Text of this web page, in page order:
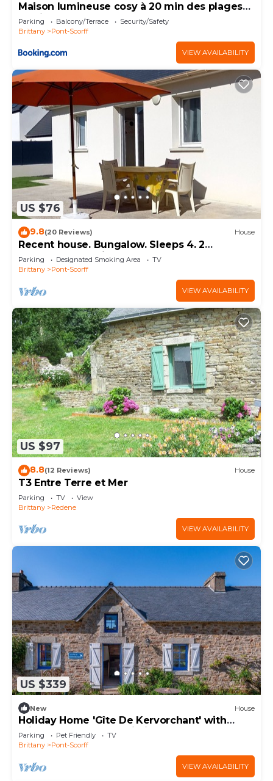
Maison lumineuse cosy à 20 min des plages
#lorient #cosy
Parking Balcony/Terrace
Security/Safety
Brittany
Pont-Scorff
VIEW AVAILABILITY
US $76
9.8(20 Reviews) House
Recent house. Bungalow. Sleeps 4. 2
bedrooms. 20 minutes from the beaches.
Parking Designated Smoking Area
TV
Brittany
Pont-Scorff
VIEW AVAILABILITY
US $97
8.8(12 Reviews) House
T3 Entre Terre et Mer
Parking TV
View
Brittany
Redene
VIEW AVAILABILITY
US $339
New House
Holiday Home 'Gîte De Kervorchant' with
Private Garden and Wi-Fi
Parking Pet Friendly
TV
Brittany
Pont-Scorff
VIEW AVAILABILITY